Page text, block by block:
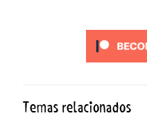
Temas relacionados